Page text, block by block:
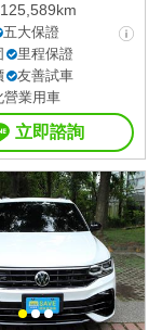
五大保證
里程保證
友善試車
營業用車
立即諮詢